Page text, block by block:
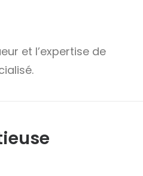
et l’expertise de